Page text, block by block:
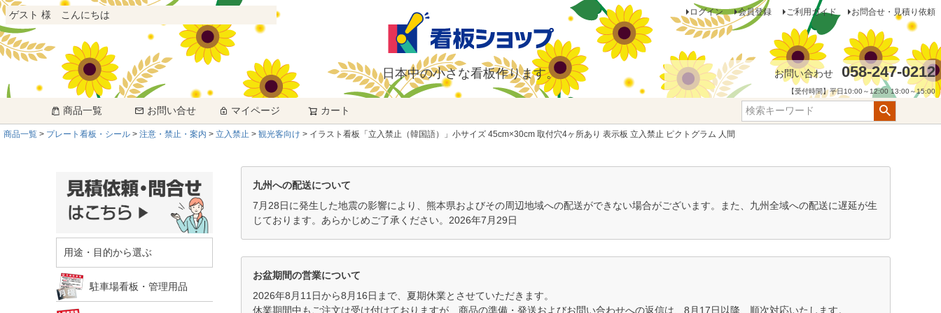
ゲスト 様 こんにちは
日本中の小さな看板作ります。
ログイン 会員登録 ご利用ガイド お問合せ・見積り依頼
お問い合わせ 058-247-0212
【受付時間】平日10:00～12:00 13:00～15:00
商品一覧 お問い合せ マイページ カート
商品一覧 プレート看板・シール 注意・禁止・案内 立入禁止 観光客向け イラスト看板「立入禁止（韓国語）」小サイズ 45cm×30cm 取付穴4ヶ所あり 表示板 立入禁止 ピクトグラム 人間
用途・目的から選ぶ
駐車場看板・管理用品
九州への配送について
7月28日に発生した地震の影響により、熊本県およびその周辺地域への配送ができない場合がございます。また、九州全域への配送に遅延が生
じております。あらかじめご了承ください。2026年7月29日
お盆期間の営業について
2026年8月11日から8月16日まで、夏期休業とさせていただきます。
休業期間中もご注文は受け付けておりますが、商品の準備・発送およびお問い合わせへの返信は、8月17日以降、順次対応いたします。